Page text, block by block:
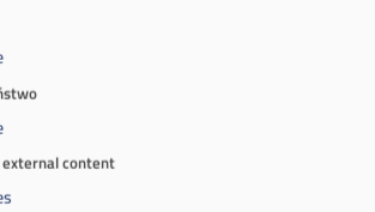
Władze spółki
external content